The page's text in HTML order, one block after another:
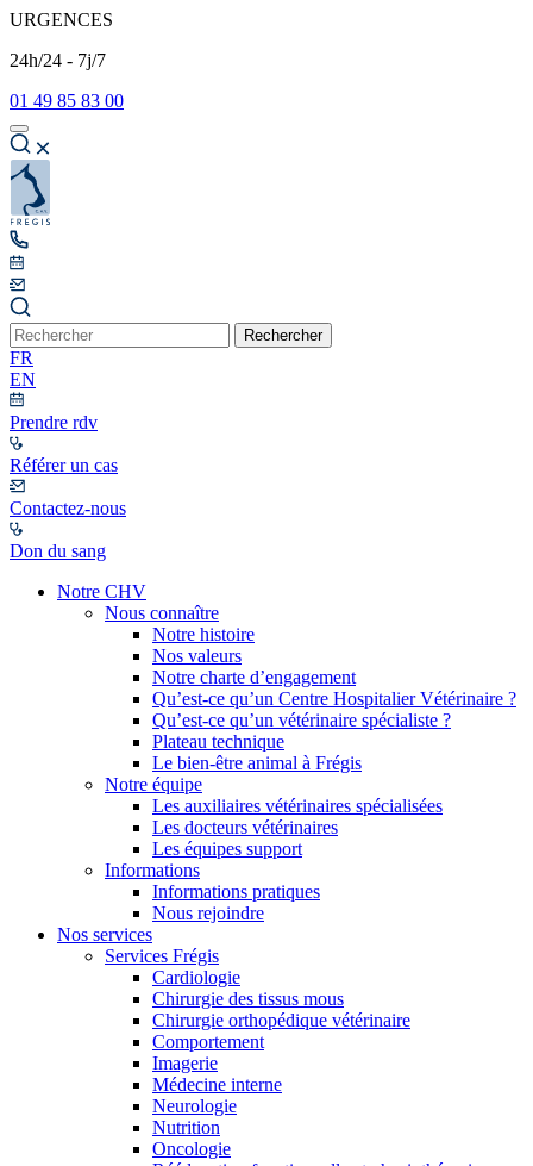
URGENCES
24h/24 - 7j/7
01 49 85 83 00
Rechercher
FR
EN
Prendre rdv
Référer un cas
Contactez-nous
Don du sang
Notre CHV
Nous connaître
Notre histoire
Nos valeurs
Notre charte d’engagement
Qu’est-ce qu’un Centre Hospitalier Vétérinaire ?
Qu’est-ce qu’un vétérinaire spécialiste ?
Plateau technique
Le bien-être animal à Frégis
Notre équipe
Les auxiliaires vétérinaires spécialisées
Les docteurs vétérinaires
Les équipes support
Informations
Informations pratiques
Nous rejoindre
Nos services
Services Frégis
Cardiologie
Chirurgie des tissus mous
Chirurgie orthopédique vétérinaire
Comportement
Imagerie
Médecine interne
Neurologie
Nutrition
Oncologie